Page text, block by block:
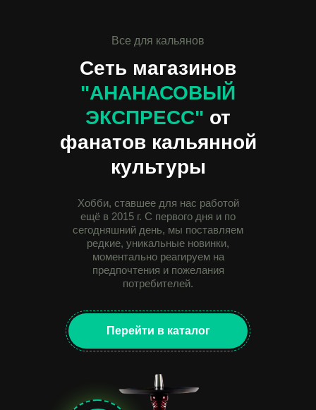
Сеть магазинов
"АНАНАСОВЫЙ
ЭКСПРЕСC" от
фанатов кальянной
культуры
Все для кальянов
Хобби, ставшее для нас работой
ещё в 2015 г. С первого дня и по
сегодняшний день, мы поставляем
редкие, уникальные новинки,
моментально реагируем на
предпочтения и пожелания
потребителей.
Перейти в каталог